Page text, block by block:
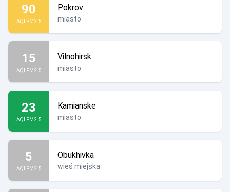
90
AQI PM2.5
Pokrov
miasto
15
AQI PM2.5
Vilnohirsk
miasto
23
AQI PM2.5
Kamianske
miasto
5
AQI PM2.5
Obukhivka
wieś miejska